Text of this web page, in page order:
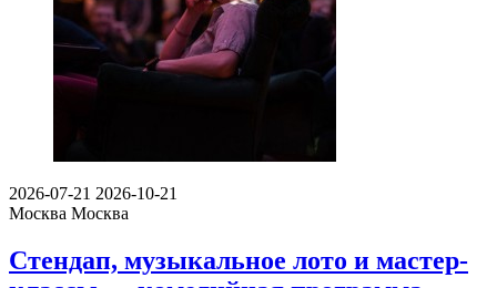
2026-07-21 2026-10-21
Москва Москва
Стендап, музыкальное лото и мастер-